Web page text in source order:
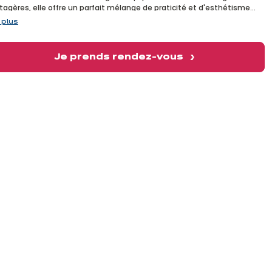
elle offre un parfait mélange de praticité et d'esthétisme...
pour ceux qui aiment cuisiner, recevoir...et être reçus !
plus
Je prends rendez-vous